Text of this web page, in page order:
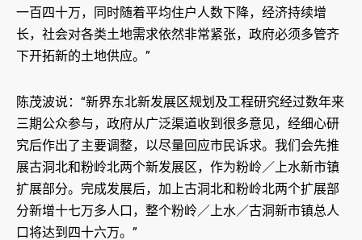
一百四十万，同时随着平均住户人数下降，经济持续增
长，社会对各类土地需求依然非常紧张，政府必须多管齐
下开拓新的土地供应。”
陈茂波说：“新界东北新发展区规划及工程研究经过数年来
三期公众参与，政府从广泛渠道收到很多意见，经细心研
究后作出了主要调整，以尽量回应市民诉求。我们会先推
展古洞北和粉岭北两个新发展区，作为粉岭／上水新市镇
扩展部分。完成发展后，加上古洞北和粉岭北两个扩展部
分新增十七万多人口，整个粉岭／上水／古洞新市镇总人
口将达到四十六万。”